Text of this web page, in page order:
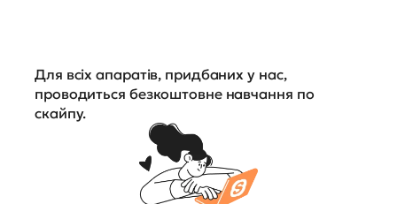
Для всіх апаратів, придбаних у нас,
проводиться безкоштовне навчання по
скайпу.